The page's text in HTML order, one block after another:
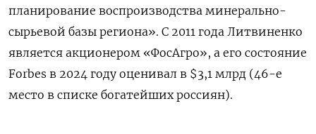
планирование воспроизводства минерально-
сырьевой базы региона». С 2011 года Литвиненко
является акционером «ФосАгро», а его состояние
Forbes в 2024 году оценивал в $3,1 млрд (46-е
место в списке богатейших россиян).